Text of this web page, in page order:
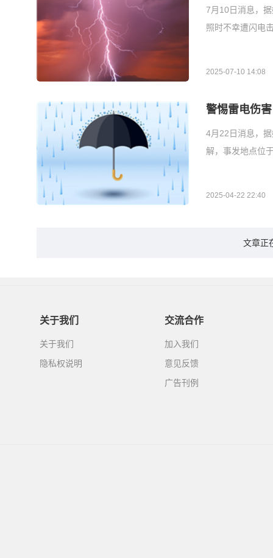
7月10日消息，
照时不幸遭闪电
2025-07-10 14:08
警惕雷电伤
4月22日消息，
解，事发地点位
2025-04-22 22:40
文章正
关于我们
关于我们
隐私权说明
交流合作
加入我们
意见反馈
广告刊例